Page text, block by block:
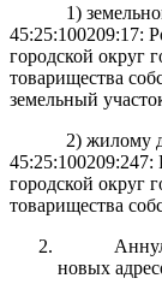
1)
45:25:100209:17:
городской округ
товарищества
земельный
2) жилому
45:25:100209:247:
городской округ
товарищества
новых